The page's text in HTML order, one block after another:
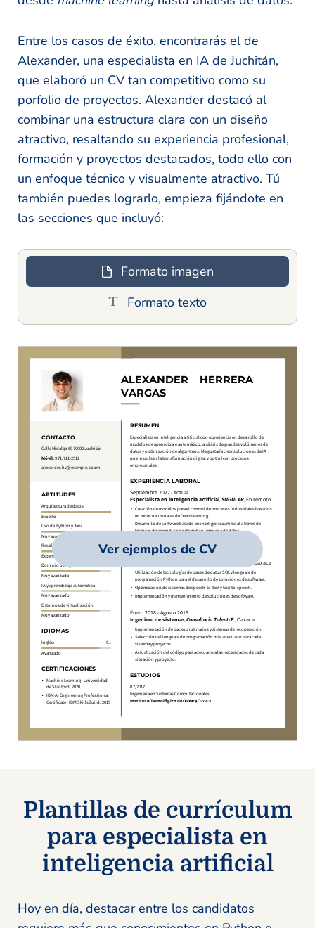
Entre los casos de éxito, encontrarás el de
Alexander, una especialista en IA de Juchitán,
que elaboró un CV tan competitivo como su
porfolio de proyectos. Alexander destacó al
combinar una estructura clara con un diseño
atractivo, resaltando su experiencia profesional,
formación y proyectos destacados, todo ello con
un enfoque técnico y visualmente atractivo. Tú
también puedes lograrlo, empieza fijándote en
las secciones que incluyó:
Formato imagen
Formato texto
Ver ejemplos de CV
Plantillas de currículum
para especialista en
inteligencia artificial
Hoy en día, destacar entre los candidatos